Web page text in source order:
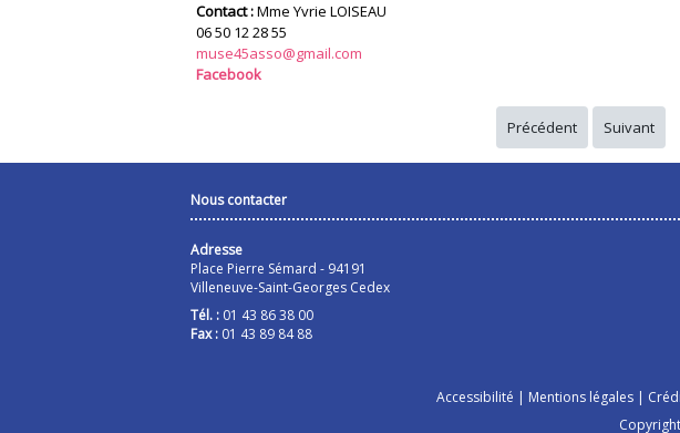
Contact :Mme Yvrie LOISEAU
06 50 12 28 55
muse45asso@gmail.com
Facebook
Précédent Suivant
Nous contacter
Adresse
Place Pierre Sémard - 94191
Villeneuve-Saint-Georges Cedex
Tél. : 01 43 86 38 00
Fax : 01 43 89 84 88
Accessibilité | Mentions légales|